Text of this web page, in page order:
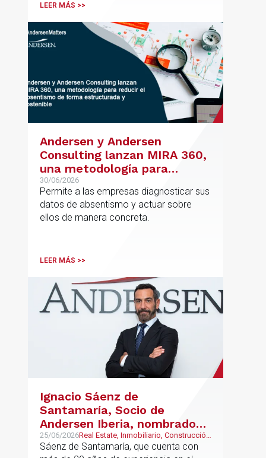
LEER MÁS >>
Andersen y Andersen
Consulting lanzan MIRA 360,
una metodología para
reducir el absentismo de
forma estructurada y
sostenible
30/06/2026
Permite a las empresas diagnosticar sus
datos de absentismo y actuar sobre
ellos de manera concreta.
LEER MÁS >>
Ignacio Sáenz de
Santamaría, Socio de
Andersen Iberia, nombrado
director europeo de
Inmobiliario de Andersen
25/06/2026Real Estate, Inmobiliario, Construcción
y Urbanismo
Sáenz de Santamaría, que cuenta con